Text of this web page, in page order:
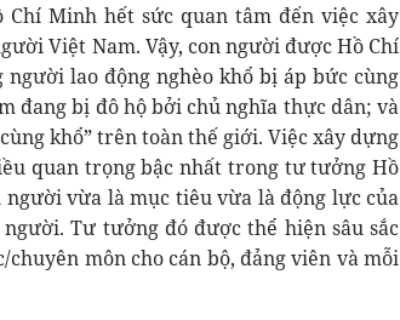
Chí Minh hết sức quan tâm đến việc xây
Việt Nam. Vậy, con người được Hồ Chí
lao động nghèo khổ bị áp bức cùng
đang bị đô hộ bởi chủ nghĩa thực dân; và
khổ” trên toàn thế giới. Việc xây dựng
quan trọng bậc nhất trong tư tưởng Hồ
vừa là mục tiêu vừa là động lực của
Tư tưởng đó được thể hiện sâu sắc
môn cho cán bộ, đảng viên và mỗi